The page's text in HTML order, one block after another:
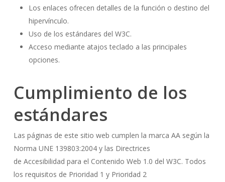
Los enlaces ofrecen detalles de la función o destino del
hipervínculo.
Uso de los estándares del W3C.
Acceso mediante atajos teclado a las principales
opciones.
Cumplimiento de los
estándares
Las páginas de este sitio web cumplen la marca AA según la
Norma UNE 139803:2004 y las Directrices
de Accesibilidad para el Contenido Web 1.0 del W3C. Todos
los requisitos de Prioridad 1 y Prioridad 2